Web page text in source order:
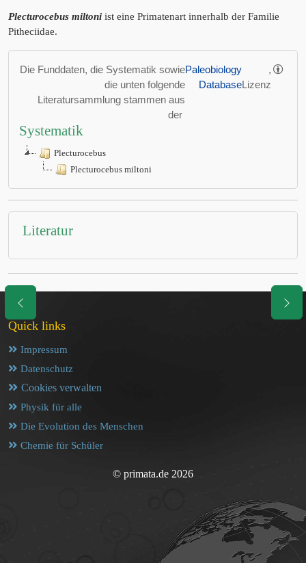
Plecturocebus miltoni ist eine Primatenart innerhalb der Familie
Pitheciidae.
Die Funddaten, die Systematik sowie
die unten folgende
Literatursammlung stammen aus
der
Paleobiology
Database
,
Lizenz
Systematik
Plecturocebus
Plecturocebus miltoni
Literatur
Quick links
Impressum
Datenschutz
Cookies verwalten
Physik für alle
Die Evolution des Menschen
Chemie für Schüler
© primata.de 2026